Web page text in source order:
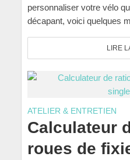
personnaliser votre vélo
décapant, voici quelques
LIRE
ATELIER & ENTRETIEN
Calculateur
roues de